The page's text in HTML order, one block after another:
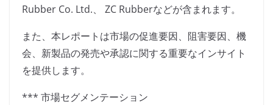
Rubber Co. Ltd.、 ZC Rubberなどが含まれます。
また、本レポートは市場の促進要因、阻害要因、機
会、新製品の発売や承認に関する重要なインサイト
を提供します。
*** 市場セグメンテーション